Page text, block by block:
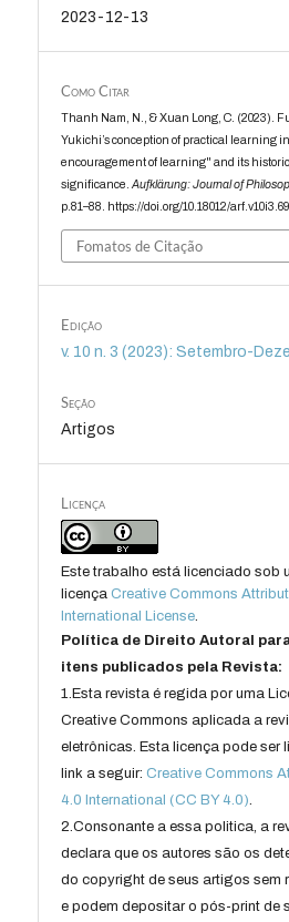
2023-12-13
Como Citar
Thanh Nam, N., & Xuan Long, C. (2023).
Yukichi’s conception of practical learning
encouragement of learning" and its
significance.Aufklärung: Journal of
p.81–88. https://doi.org/10.18012/
Fomatos de Citação
Edição
v. 10 n. 3 (2023): Setembro-
Seção
Artigos
Licença
Este trabalho está licenciado sob
licençaCreative Commons
International License.
Política de Direito Autoral
itens publicados pela Revista:
1.Esta revista é regida por uma
Creative Commons aplicada a
eletrônicas. Esta licença pode ser
link a seguir:Creative Commons
4.0 International (CC BY 4.0).
2.Consonante a essa politica, a
declara que os autores são os
do copyright de seus artigos sem
e podem depositar o pós-print de